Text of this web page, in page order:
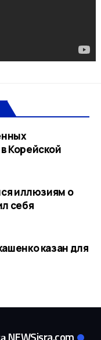
Корейской
иллюзиям о
себя
казан для